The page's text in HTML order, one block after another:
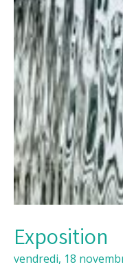
Exposition
vendredi, 18